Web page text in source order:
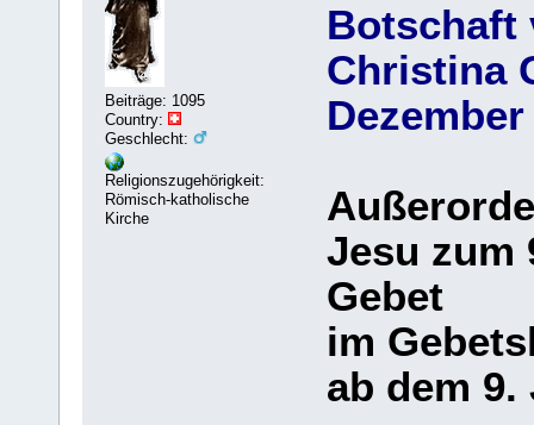
Beiträge: 1095
Country:
Geschlecht:
Religionszugehörigkeit:
Römisch-katholische
Kirche
Botschaft
Christina
Dezember
Jesu zum
Gebet
im
ab dem 9.